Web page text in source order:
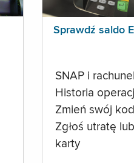
Sprawdź saldo
SNAP i
Historia
Zmień swój
Zgłoś utratę
karty